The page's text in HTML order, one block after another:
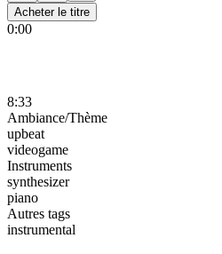
Acheter le titre
0:00
8:33
Ambiance/Thème
upbeat
videogame
Instruments
synthesizer
piano
Autres tags
instrumental